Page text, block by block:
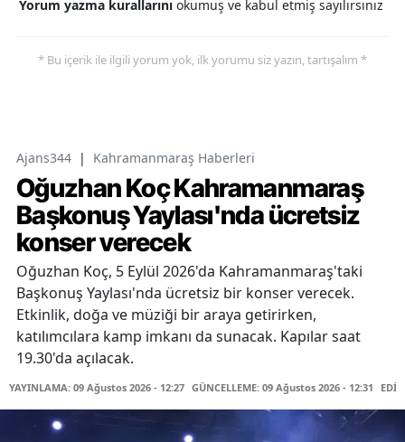
Yorum yazma kurallarını okumuş ve kabul etmiş sayılırsınız
* Bu içerik ile ilgili yorum yok, ilk yorumu siz yazın, tartışalım *
Ajans344 | Kahramanmaraş Haberleri
Oğuzhan Koç Kahramanmaraş
Başkonuş Yaylası'nda ücretsiz
konser verecek
Oğuzhan Koç, 5 Eylül 2026'da Kahramanmaraş'taki
Başkonuş Yaylası'nda ücretsiz bir konser verecek.
Etkinlik, doğa ve müziği bir araya getirirken,
katılımcılara kamp imkanı da sunacak. Kapılar saat
19.30'da açılacak.
YAYINLAMA: 09 Ağustos 2026 - 12:27 GÜNCELLEME: 09 Ağustos 2026 - 12:31